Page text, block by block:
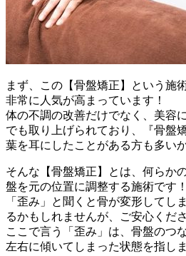
まず、この【骨盤矯正】という施
非常に人気が高まっています！
体の不調の改善だけでなく、美容
でも取り上げられており、『骨盤
葉を耳にしたことがある方も多い
そんな【骨盤矯正】とは、何らか
盤を元の位置に調整する施術です！
「歪み」と聞くと骨が変形してし
るかもしれませんが、ご安心くださ
ここで言う「歪み」は、骨盤のつ
左右に傾いてしまった状態を指し